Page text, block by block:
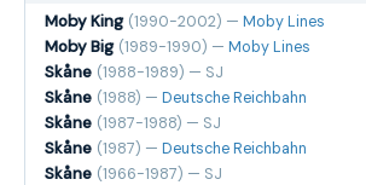
Moby King (1990-2002) — Moby Lines
Moby Big (1989-1990) — Moby Lines
Skåne (1988-1989) — SJ
Skåne (1988) — Deutsche Reichbahn
Skåne (1987-1988) — SJ
Skåne (1987) — Deutsche Reichbahn
Skåne (1966-1987) — SJ